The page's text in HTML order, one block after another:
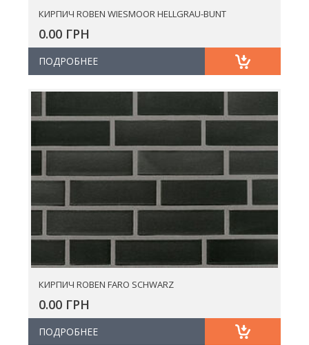
КИРПИЧ ROBEN WIESMOOR HELLGRAU-BUNT
0.00 ГРН
ПОДРОБНЕЕ
КИРПИЧ ROBEN FARO SCHWARZ
0.00 ГРН
ПОДРОБНЕЕ